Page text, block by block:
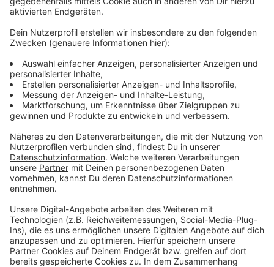
Das Blau-Gelbe Kreuz, das die Aktion ins Leben
gerufen hat, nimmt Spenden sowohl auf einem
Bank- als auch auf einem PayPal-Konto entgegen.
Angegeben werden muss dabei der
Verwendungszweck "Schulranzen für Czernowitz"
an:
Konto: Blau-Gelbes Kreuz Deutsch-Ukrainischer
Verein e.V.
Kreissparkasse Köln IBAN: DE78 3705 0299 0000
4763 46
BIC: COKS DE 33 XXX
oder hier auch hier: HIER SPENDEN
Im vergangenen Jahr wurden Konserven für
Czernowitz gesammelt